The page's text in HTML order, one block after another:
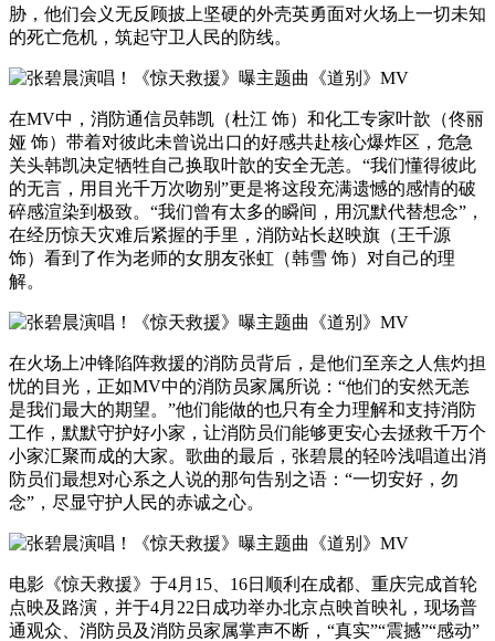
胁，他们会义无反顾披上坚硬的外壳英勇面对火场上一切未知
的死亡危机，筑起守卫人民的防线。
在MV中，消防通信员韩凯（杜江 饰）和化工专家叶歆（佟丽
娅 饰）带着对彼此未曾说出口的好感共赴核心爆炸区，危急
关头韩凯决定牺牲自己换取叶歆的安全无恙。“我们懂得彼此
的无言，用目光千万次吻别”更是将这段充满遗憾的感情的破
碎感渲染到极致。“我们曾有太多的瞬间，用沉默代替想念”，
在经历惊天灾难后紧握的手里，消防站长赵映旗（王千源
饰）看到了作为老师的女朋友张虹（韩雪 饰）对自己的理
解。
在火场上冲锋陷阵救援的消防员背后，是他们至亲之人焦灼担
忧的目光，正如MV中的消防员家属所说：“他们的安然无恙
是我们最大的期望。”他们能做的也只有全力理解和支持消防
工作，默默守护好小家，让消防员们能够更安心去拯救千万个
小家汇聚而成的大家。歌曲的最后，张碧晨的轻吟浅唱道出消
防员们最想对心系之人说的那句告别之语：“一切安好，勿
念”，尽显守护人民的赤诚之心。
电影《惊天救援》于4月15、16日顺利在成都、重庆完成首轮
点映及路演，并于4月22日成功举办北京点映首映礼，现场普
通观众、消防员及消防员家属掌声不断，“真实”“震撼”“感动”